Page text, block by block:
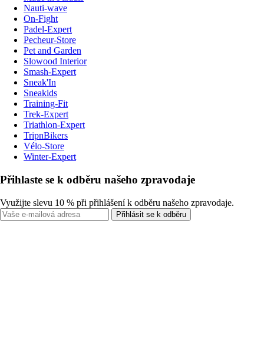
Nauti-wave
On-Fight
Padel-Expert
Pecheur-Store
Pet and Garden
Slowood Interior
Smash-Expert
Sneak'In
Sneakids
Training-Fit
Trek-Expert
Triathlon-Expert
TripnBikers
Vélo-Store
Winter-Expert
Přihlaste se k odběru našeho zpravodaje
Využijte slevu 10 % při přihlášení k odběru našeho zpravodaje.
Přihlásit se k odběru